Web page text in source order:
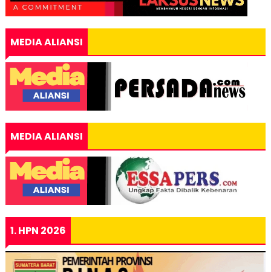
MEDIA ALIANSI
MEDIA ALIANSI
1. HPN 2026